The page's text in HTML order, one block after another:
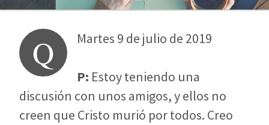
Q Martes 9 de julio de 2019
P: Estoy teniendo una
discusión con unos amigos, y ellos no
creen que Cristo murió por todos. Creo